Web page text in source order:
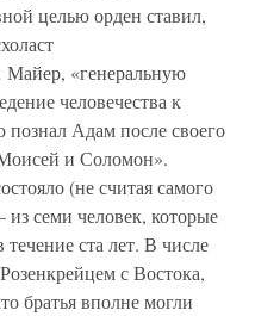
целью орден ставил,
Майер, «генеральную
человечества к
Адам после своего
и Соломон».
(не считая самого
семи человек, которые
ста лет. В числе
с Востока,
братья вполне могли